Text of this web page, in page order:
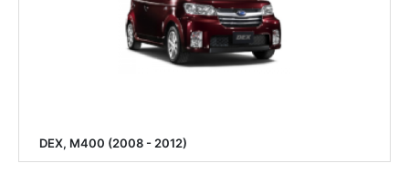
DEX, M400 (2008 - 2012)